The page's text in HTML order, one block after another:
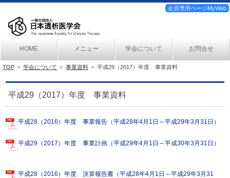
会員専用ページMyWeb
HOME メニュー 学会について お問合せ
TOP 学会について 事業資料 平成29（2017）年度 事業資料
平成29（2017）年度 事業資料
平成28（2016）年度 事業報告（平成28年4月1日～平成29年3月31日）
平成29（2017）年度 事業計画（平成29年4月1日～平成30年3月31日）
平成28（2016）年度 決算報告書（平成28年4月1日～平成29年3月31